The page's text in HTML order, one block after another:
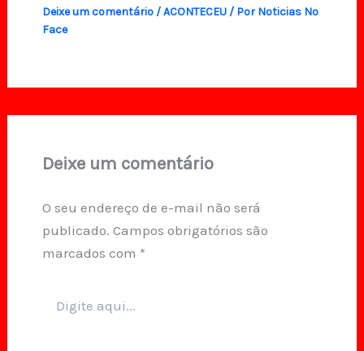
Deixe um comentário /ACONTECEU/ Por Noticias No
Face
Deixe um comentário
O seu endereço de e-mail não será
publicado. Campos obrigatórios são
marcados com *
aqui...